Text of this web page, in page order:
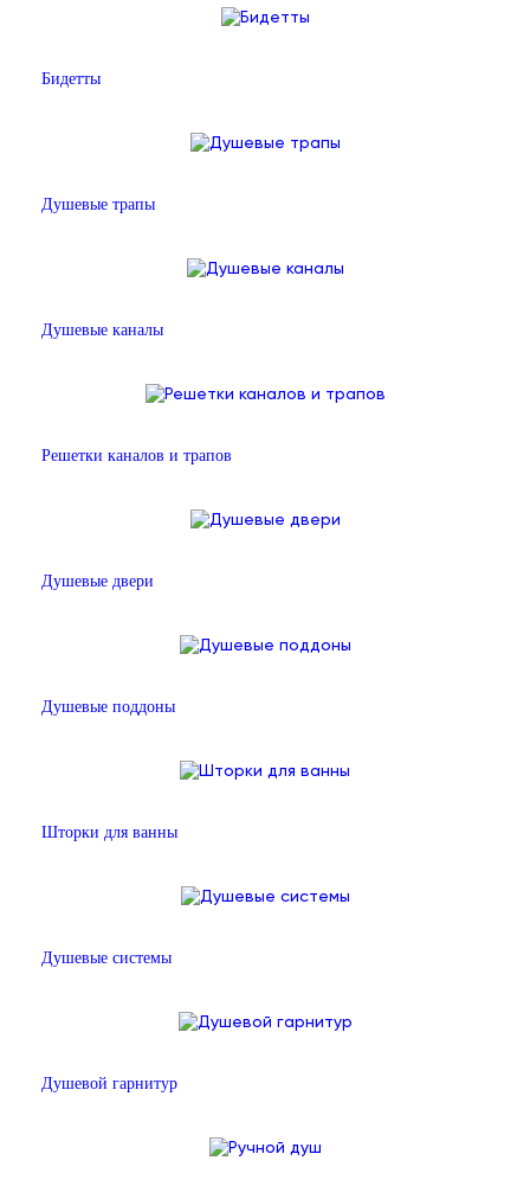
Бидетты
Душевые трапы
Душевые каналы
Решетки каналов и трапов
Душевые двери
Душевые поддоны
Шторки для ванны
Душевые системы
Душевой гарнитур